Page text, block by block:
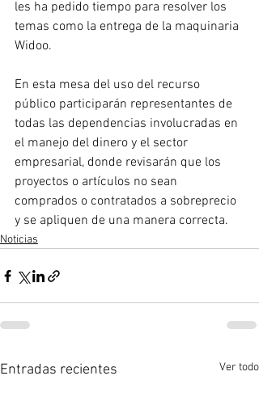
les ha pedido tiempo para resolver los
temas como la entrega de la maquinaria
Widoo.
En esta mesa del uso del recurso
público participarán representantes de
todas las dependencias involucradas en
el manejo del dinero y el sector
empresarial, donde revisarán que los
proyectos o artículos no sean
comprados o contratados a sobreprecio
y se apliquen de una manera correcta.
Noticias
Entradas recientes Ver todo